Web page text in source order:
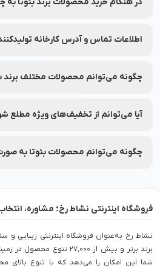
اطلاعات تماس و آدرس کارخانه
چگونه می‌توانم محصولات مختلف برند
آیا می‌توانم از تخفیف‌های ویژه مطلع
چگونه می‌توانم محصولات بئوتا به
فروشگاه اینترنتی نشاط رخ؛ مشاوره،
برند برتر و بیش از 27,000
شما این امکان را می‌دهد که با تنوع بالای